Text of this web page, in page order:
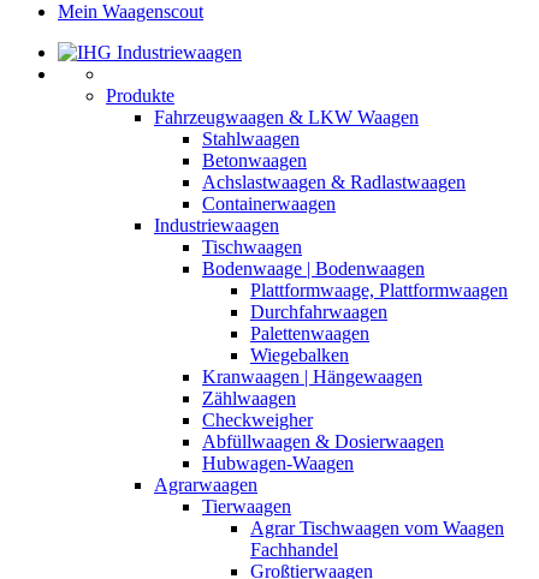
Mein Waagenscout
Produkte
Fahrzeugwaagen & LKW Waagen
Stahlwaagen
Betonwaagen
Achslastwaagen & Radlastwaagen
Containerwaagen
Industriewaagen
Tischwaagen
Bodenwaage | Bodenwaagen
Plattformwaage, Plattformwaagen
Durchfahrwaagen
Palettenwaagen
Wiegebalken
Kranwaagen | Hängewaagen
Zählwaagen
Checkweigher
Abfüllwaagen & Dosierwaagen
Hubwagen-Waagen
Agrarwaagen
Tierwaagen
Agrar Tischwaagen vom Waagen
Fachhandel
Großtierwaagen